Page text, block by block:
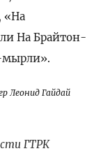
«На
На Брайтон-
мырли».
Леонид Гайдай
ГТРК